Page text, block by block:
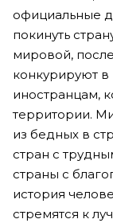
официальные
покинуть
мировой,
конкурируют
иностранцам,
территории.
из бедных в
стран с
страны с
история
стремятся к